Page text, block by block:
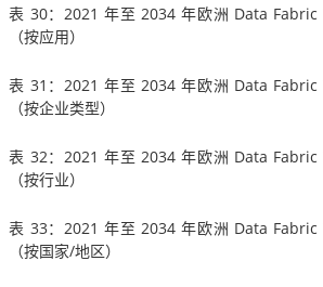
表 30：2021 年至 2034 年欧洲 Data Fabric
（按应用）
表 31：2021 年至 2034 年欧洲 Data Fabric
（按企业类型）
表 32：2021 年至 2034 年欧洲 Data Fabric
（按行业）
表 33：2021 年至 2034 年欧洲 Data Fabric
（按国家/地区）